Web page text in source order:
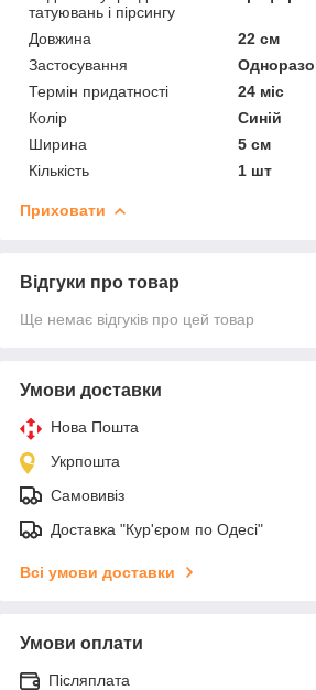
татуювань і пірсингу
Довжина
22 см
Застосування
Термін придатності
24 міс
Колір
Синій
Ширина
5 см
Кількість
1 шт
Приховати
Відгуки про товар
Ще немає відгуків про цей товар
Умови доставки
Нова Пошта
Укрпошта
Самовивіз
Доставка "Кур'єром по Одесі"
Всі умови доставки
Умови оплати
Післяплата